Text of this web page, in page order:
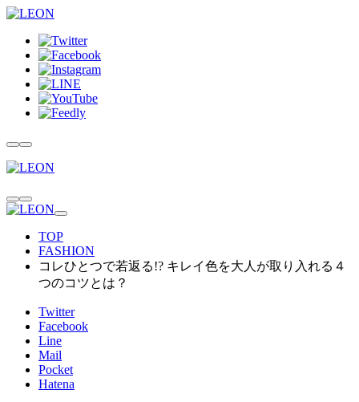
TOP
FASHION
コレひとつで若返る!? キレイ色を大人が取り入れる４
つのコツとは？
Twitter
Facebook
Line
Mail
Pocket
Hatena